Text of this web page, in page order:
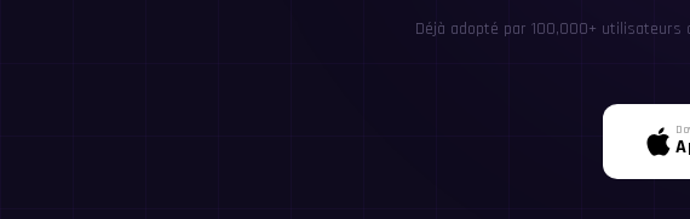
Déjà adopté par 100,000+